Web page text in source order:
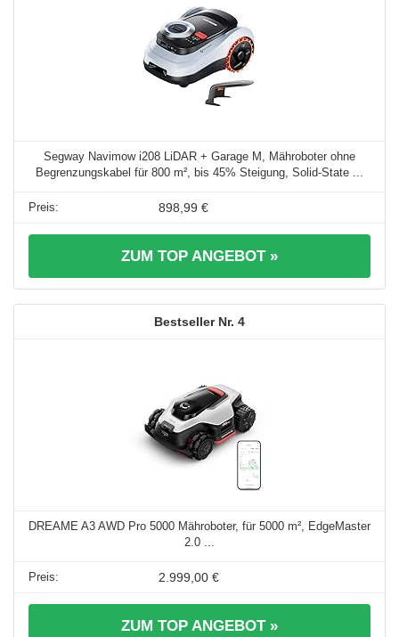
Segway Navimow i208 LiDAR + Garage M, Mähroboter ohne
Begrenzungskabel für 800 m², bis 45% Steigung, Solid-State ...
898,99 €
ZUM TOP ANGEBOT »
4
DREAME A3 AWD Pro 5000 Mähroboter, für 5000 m², EdgeMaster
2.0 ...
2.999,00 €
ZUM TOP ANGEBOT »